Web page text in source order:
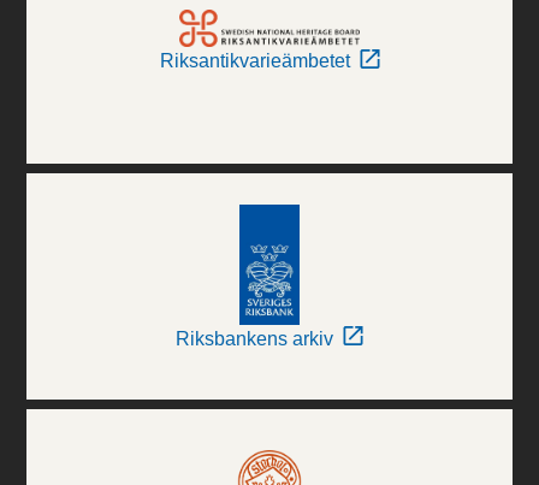
Riksantikvarieämbetet
Riksbankens arkiv